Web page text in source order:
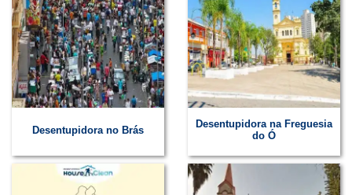
Desentupidora no Brás
Desentupidora na Freguesia
do Ó